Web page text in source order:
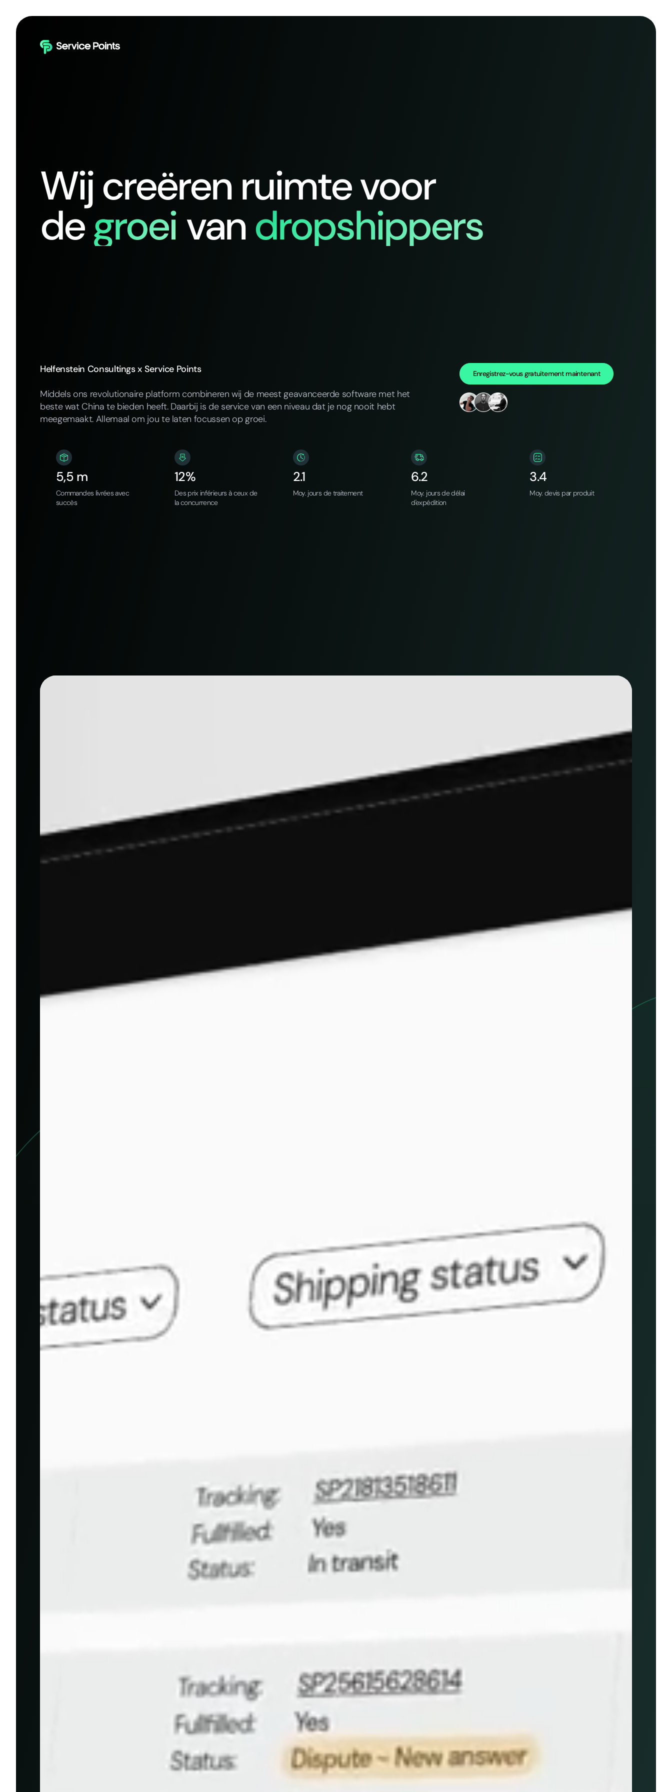
Wij creëren ruimte voor
degroeivandropshippers
Helfenstein Consultings x Service Points
Middels ons revolutionaire platform combineren wij de meest geavanceerde software met het
beste wat China te bieden heeft. Daarbij is de service van een niveau dat je nog nooit hebt
meegemaakt. Allemaal om jou te laten focussen op groei.
Enregistrez-vous gratuitement maintenant
5,5 m
Commandes livrées avec
succès
12%
Des prix inférieurs à ceux de
la concurrence
2.1
Moy. jours de traitement
6.2
Moy. jours de délai
d'expédition
3.4
Moy. devis par produit